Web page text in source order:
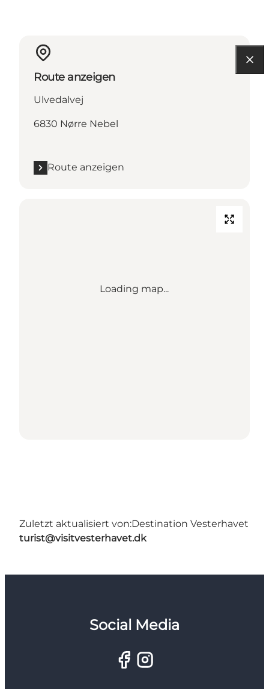
Route anzeigen
Ulvedalvej
6830 Nørre Nebel
Route anzeigen
Loading map...
Zuletzt aktualisiert von:Destination Vesterhavet
turist@visitvesterhavet.dk
Social Media